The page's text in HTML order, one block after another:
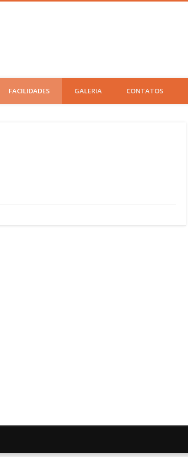
FACILIDADES GALERIA CONTATOS